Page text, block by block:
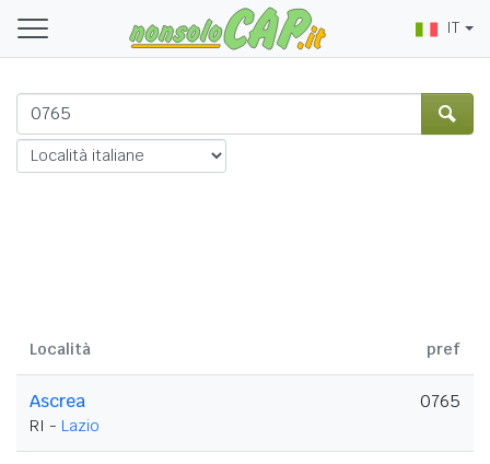
IT
Località pref
Ascrea
RI - Lazio
0765